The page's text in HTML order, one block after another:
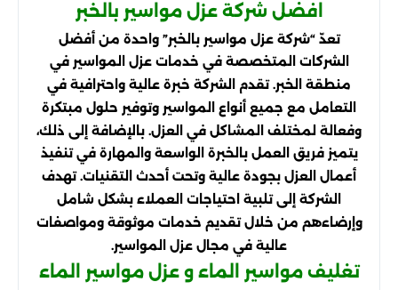
افضل شركة عزل مواسير بالخبر
تعدّ “شركة عزل مواسير بالخبر” واحدة من أفضل
الشركات المتخصصة في خدمات عزل المواسير في
منطقة الخبر. تقدم الشركة خبرة عالية واحترافية في
التعامل مع جميع أنواع المواسير وتوفير حلول مبتكرة
وفعالة لمختلف المشاكل في العزل. بالإضافة إلى ذلك،
يتميز فريق العمل بالخبرة الواسعة والمهارة في تنفيذ
أعمال العزل بجودة عالية وتحت أحدث التقنيات. تهدف
الشركة إلى تلبية احتياجات العملاء بشكل شامل
وإرضاءهم من خلال تقديم خدمات موثوقة ومواصفات
عالية في مجال عزل المواسير.
تغليف مواسير الماء و عزل مواسير الماء